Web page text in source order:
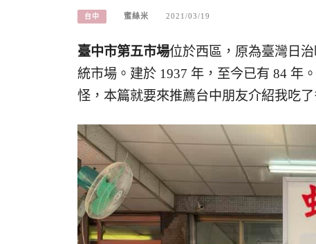
台中 蜜絲米 2021/03/19
臺中市第五市場位於西區，原為臺灣日
統市場。建於 1937 年，至今已有 84 年
怪，本篇就要來推薦台中朋友介紹我吃